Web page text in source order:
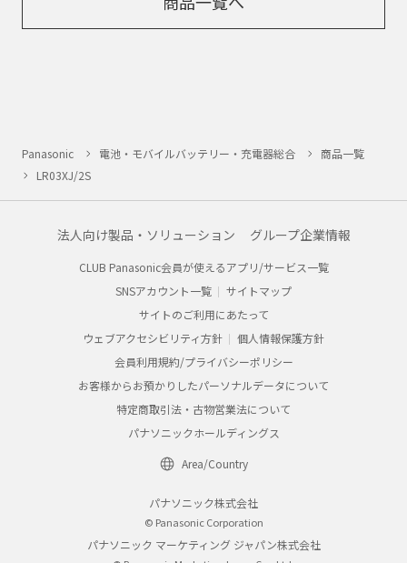
Panasonic 電池・モバイルバッテリー・充電器総合
商品一覧
LR03XJ/2S
法人向け製品・ソリューション グループ企業情報
CLUB Panasonic会員が使えるアプリ/サービス一覧
SNSアカウント一覧
サイトマップ
サイトのご利用にあたって
ウェブアクセシビリティ方針
個人情報保護方針
会員利用規約/プライバシーポリシー
お客様からお預かりしたパーソナルデータについて
特定商取引法・古物営業法について
パナソニックホールディングス
Area/Country
パナソニック株式会社
© Panasonic Corporation
パナソニック マーケティング ジャパン株式会社